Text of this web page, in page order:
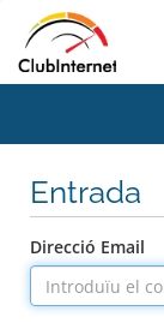
Entrada
Direcció Email